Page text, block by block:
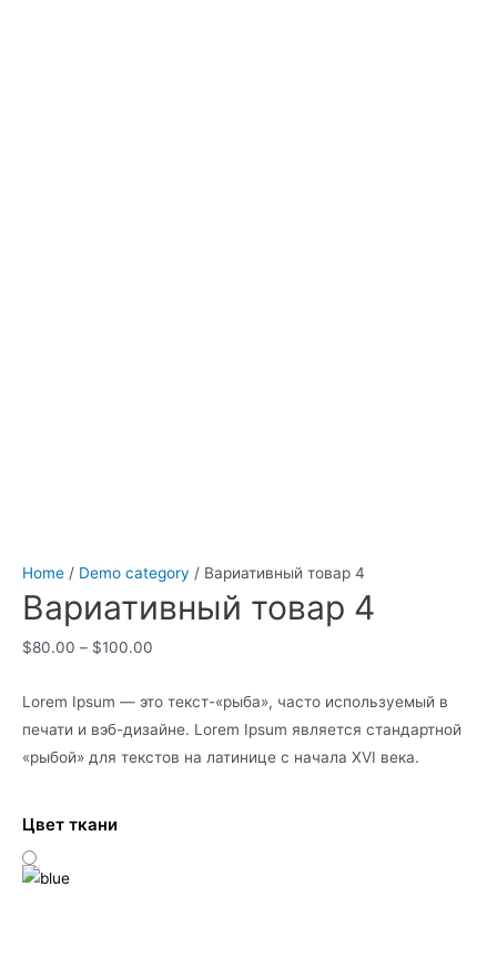
Home / Demo category / Вариативный товар 4
Вариативный товар 4
$80.00 – $100.00
Lorem Ipsum — это текст-«рыба», часто используемый в
печати и вэб-дизайне. Lorem Ipsum является стандартной
«рыбой» для текстов на латинице с начала XVI века.
Цвет ткани